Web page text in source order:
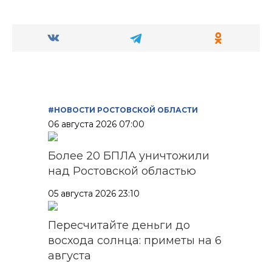
#НОВОСТИ РОСТОВСКОЙ ОБЛАСТИ
06 августа 2026 07:00
Более 20 БПЛА уничтожили
над Ростовской областью
05 августа 2026 23:10
Пересчитайте деньги до
восхода солнца: приметы на 6
августа